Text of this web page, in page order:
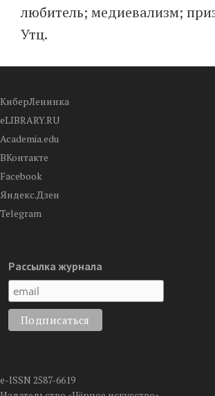
любитель; медиевализм;
Утц.
КиберЛенинка
eLIBRARY.RU
Academia.edu
ВКонтакте
Facebook
Яндекс.Дзен
Telegram
Рассылка журнала
e-ISSN 2587-6619